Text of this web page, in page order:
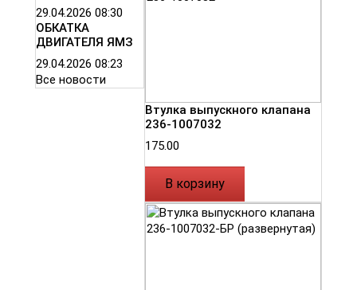
29.04.2026 08:30
ОБКАТКА
ДВИГАТЕЛЯ ЯМЗ
29.04.2026 08:23
Все новости
Втулка выпускного клапана
236-1007032
175.00
В корзину